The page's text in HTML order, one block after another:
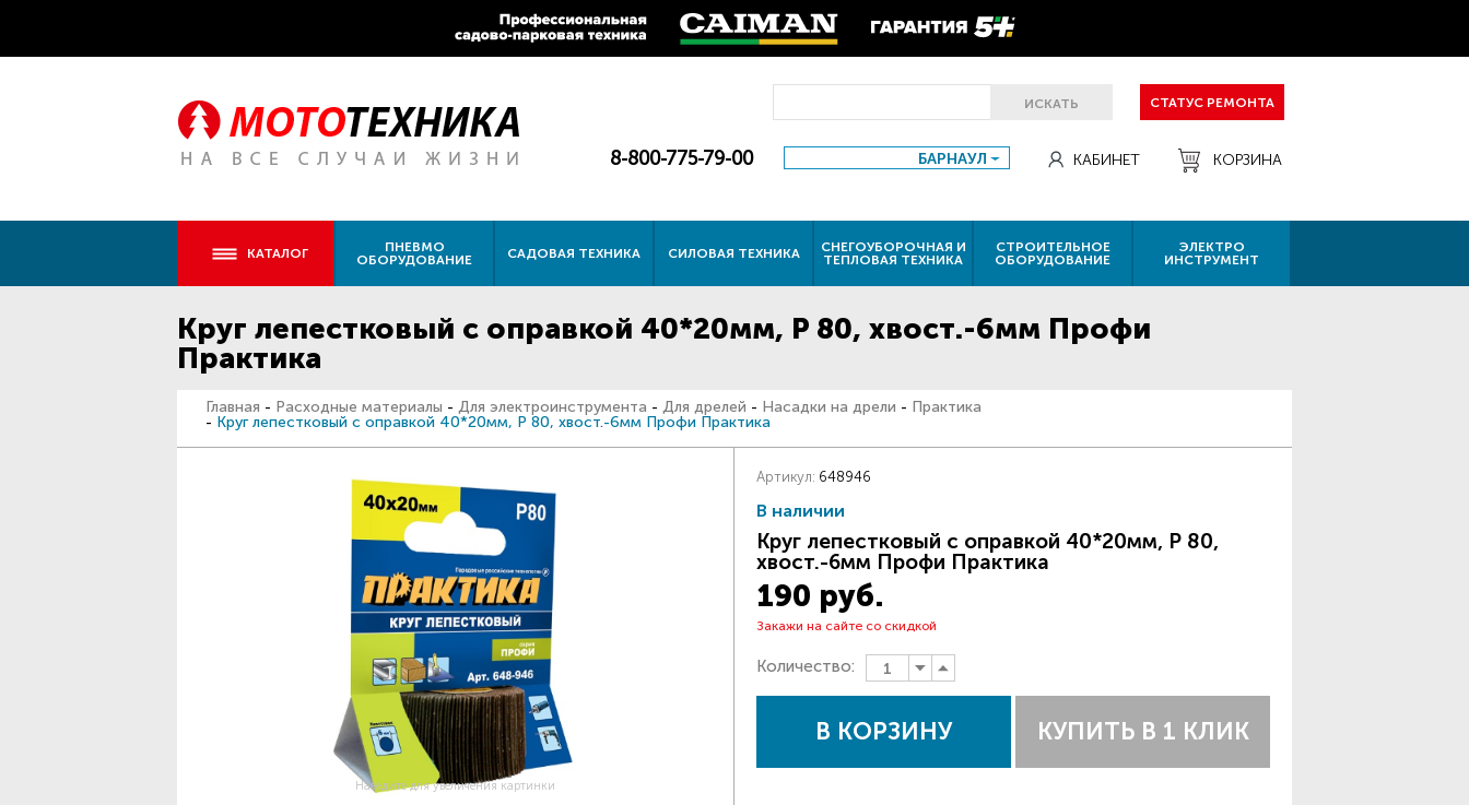
ИСКАТЬ СТАТУС РЕМОНТА
8-800-775-79-00 БАРНАУЛ КАБИНЕТ КОРЗИНА
КАТАЛОГ
ПНЕВМО
ОБОРУДОВАНИЕ
САДОВАЯ ТЕХНИКА СИЛОВАЯ ТЕХНИКА
СНЕГОУБОРОЧНАЯ И
ТЕПЛОВАЯ ТЕХНИКА
СТРОИТЕЛЬНОЕ
ОБОРУДОВАНИЕ
ЭЛЕКТРО
ИНСТРУМЕНТ
Круг лепестковый с оправкой 40*20мм, P 80, хвост.-6мм Профи
Практика
Главная - Расходные материалы - Для электроинструмента - Для дрелей - Насадки на дрели - Практика
- Круг лепестковый с оправкой 40*20мм, P 80, хвост.-6мм Профи Практика
Наведите для увеличения картинки
Артикул: 648946
В наличии
Круг лепестковый с оправкой 40*20мм, P 80,
хвост.-6мм Профи Практика
190 руб.
Закажи на сайте со скидкой
Количество:
В КОРЗИНУ КУПИТЬ В 1 КЛИК